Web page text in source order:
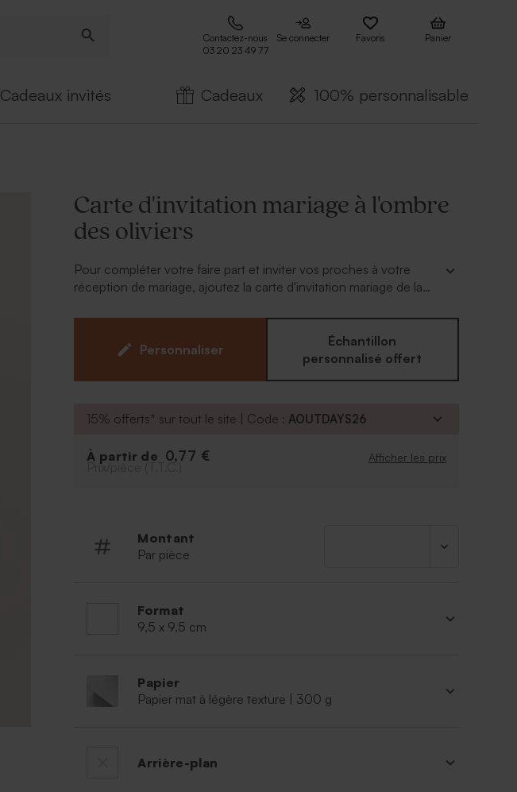
Contactez-nous
03 20 23 49 77
Se connecter Favoris Panier
Cadeaux invités Cadeaux 100% personnalisable
Carte d'invitation mariage à l'ombre
des oliviers
Pour compléter votre faire part et inviter vos proches à votre
réception de mariage, ajoutez la carte d'invitation mariage de la
mariage alliant élégance et finesse, vous y indiquerez tous les
détails pour convier vos proches au diner à l'issue de la
célébration. Pour cela, rendez-vous dans notre outil en ligne où
Personnaliser
Échantillon
personnalisé offert
15% offerts* sur tout le site | Code :AOUTDAYS26
À partir de 0,77 € Afficher les prix
Prix/pièce (T.T.C.)
Montant
Par pièce
Format
9,5 x 9,5 cm
Papier
Papier mat à légère texture | 300 g
Arrière-plan